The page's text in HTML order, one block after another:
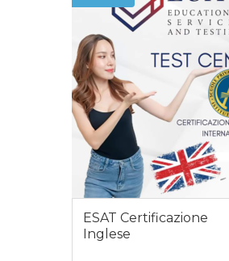
ESAT Certificazione
Inglese